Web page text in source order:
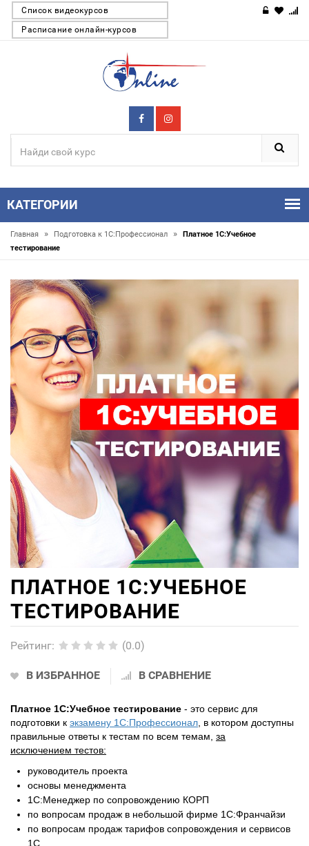
Список видеокурсов
Расписание онлайн-курсов
КАТЕГОРИИ
Главная » Подготовка к 1С:Профессионал »
Платное 1С:Учебное
тестирование
ПЛАТНОЕ 1С:УЧЕБНОЕ
ТЕСТИРОВАНИЕ
Рейтинг: (0.0)
В ИЗБРАННОЕ В СРАВНЕНИЕ
Платное 1С:Учебное тестирование - это сервис для
подготовки к экзамену 1С:Профессионал , в котором доступны
правильные ответы к тестам по всем темам, за
исключением тестов:
руководитель проекта
основы менеджмента
1С:Менеджер по сопровождению КОРП
по вопросам продаж в небольшой фирме 1С:Франчайзи
по вопросам продаж тарифов сопровождения и сервисов
1С